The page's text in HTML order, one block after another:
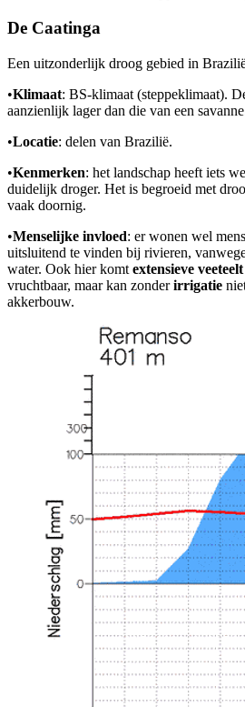
De Caatinga
Een uitzonderlijk droog gebied in
•Klimaat: BS-klimaat (steppeklimaat).
aanzienlijk lager dan die van een
•Locatie: delen van Brazilië.
•Kenmerken: het landschap heeft iets
duidelijk droger. Het is begroeid met
vaak doornig.
•Menselijke invloed: er wonen wel
uitsluitend te vinden bij rivieren,
water. Ook hier komt extensieve veeteelt
vruchtbaar, maar kan zonderirrigatie
akkerbouw.